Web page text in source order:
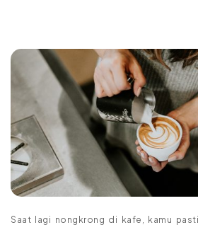
Saat lagi nongkrong di kafe, kamu